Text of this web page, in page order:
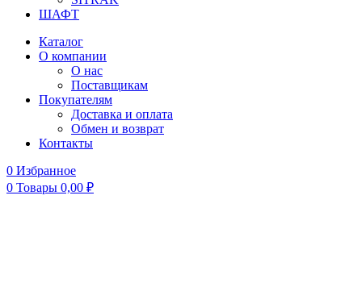
ШАФТ
Каталог
О компании
О нас
Поставщикам
Покупателям
Доставка и оплата
Обмен и возврат
Контакты
0 Избранное
0 Товары 0,00 ₽